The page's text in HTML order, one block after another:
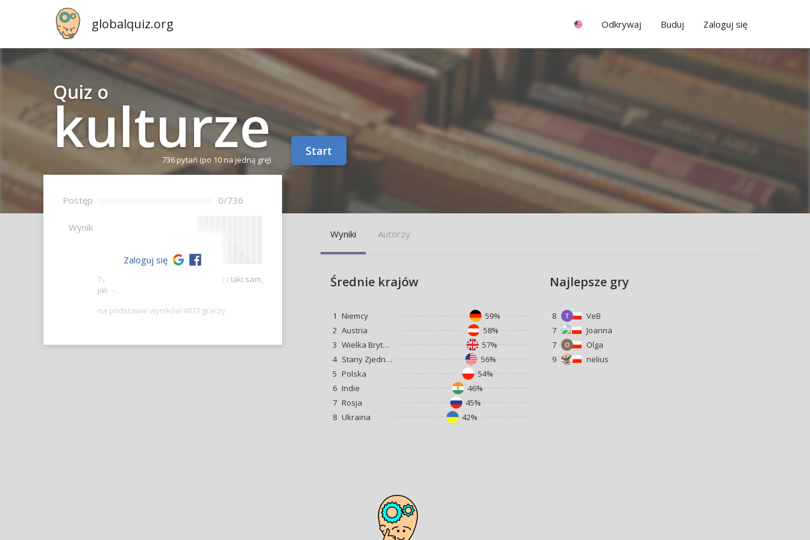
globalquiz.org Odkrywaj Buduj Zaloguj się
Quiz o
kulturze
736 pytań (po 10 na jedną grę)
Start
Postęp 0/736
Wynik
Twój wynik jest lepszy, niż -- graczy i taki sam,
jak --.
na podstawie wyników 4873 graczy
Zaloguj się
Wyniki Autorzy
Średnie krajów
1 Niemcy
59%
2 Austria
58%
3
Wielka Brytania
57%
4
Stany Zjednoczone
56%
5 Polska
54%
6 Indie
46%
7 Rosja
45%
8 Ukraina 42%
Najlepsze gry
8
VeB
7
Joanna
7
Olga
9
nelius